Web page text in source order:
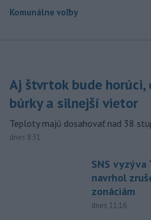
Komunálne voľby
Aj štvrtok bude horúci,
búrky a silnejší vietor
Teploty majú dosahovať nad 38
dnes 8:31
SNS vyzýva
navrhol
zonáciám
dnes 11:16